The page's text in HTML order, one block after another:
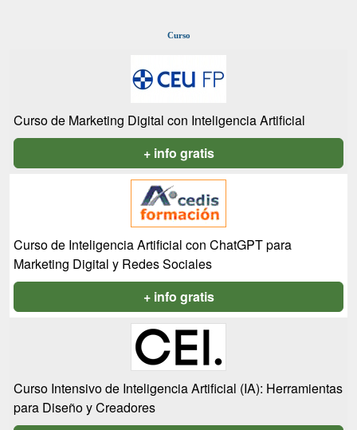
Curso
Curso de Marketing Digital con Inteligencia Artificial
+ info gratis
Curso de Inteligencia Artificial con ChatGPT para
Marketing Digital y Redes Sociales
+ info gratis
Curso Intensivo de Inteligencia Artificial (IA): Herramientas
para Diseño y Creadores